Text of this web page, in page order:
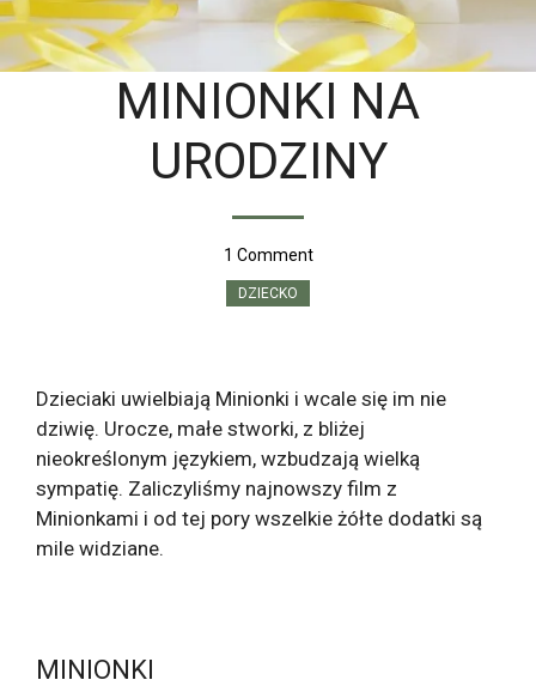
MINIONKI NA
URODZINY
1 Comment
DZIECKO
Dzieciaki uwielbiają Minionki i wcale się im nie
dziwię. Urocze, małe stworki, z bliżej
nieokreślonym językiem, wzbudzają wielką
sympatię. Zaliczyliśmy najnowszy film z
Minionkami i od tej pory wszelkie żółte dodatki są
mile widziane.
MINIONKI